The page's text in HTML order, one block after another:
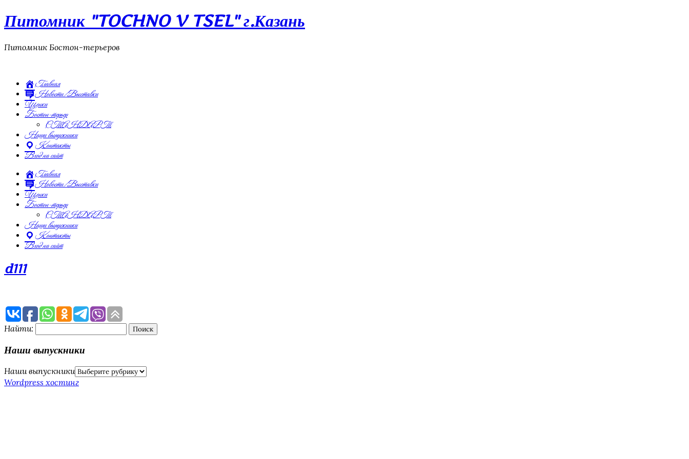
Питомник "TOCHNO V TSEL" г.Казань
Питомник Бостон-терьеров
Главная
Новости/Выставки
Щенки
Бостон-терьер
СТАНДАРТ
Наши выпускники
Контакты
Вход на сайт
Главная
Новости/Выставки
Щенки
Бостон-терьер
СТАНДАРТ
Наши выпускники
Контакты
Вход на сайт
d111
Найти:
Наши выпускники
Наши выпускники
Wordpress хостинг